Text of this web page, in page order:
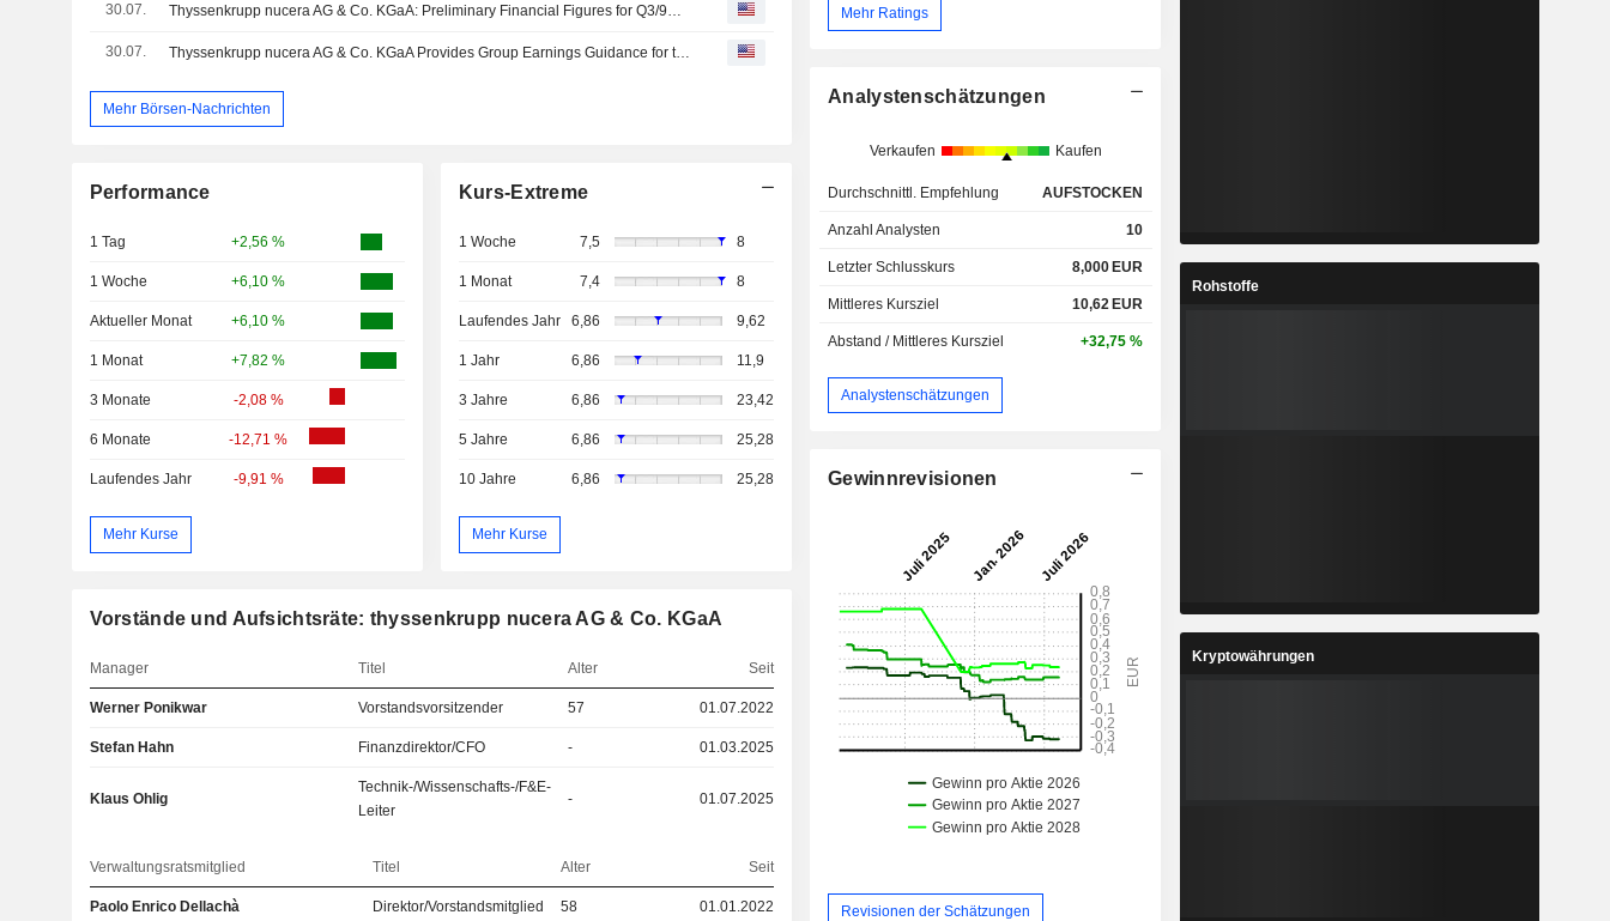
30.07. Thyssenkrupp nucera AG & Co. KGaA: Preliminary Financial Figures for Q3/9M 2025/26; Sales and Earnings Slightly Above Market Expectations Due to Timing Effects
30.07. Thyssenkrupp nucera AG & Co. KGaA Provides Group Earnings Guidance for the Third Quarter and Nine Months of 2025/26
Mehr Börsen-Nachrichten
Performance
1 Tag +2,56 %
1 Woche +6,10 %
Aktueller Monat +6,10 %
1 Monat +7,82 %
3 Monate -2,08 %
6 Monate -12,71 %
Laufendes Jahr -9,91 %
Mehr Kurse
Kurs-Extreme
1 Woche 7,5 8
1 Monat 7,4 8
Laufendes Jahr 6,86 9,62
1 Jahr 6,86 11,9
3 Jahre 6,86 23,42
5 Jahre 6,86 25,28
10 Jahre 6,86 25,28
Mehr Kurse
Vorstände und Aufsichtsräte: thyssenkrupp nucera AG & Co. KGaA
Manager Titel Alter Seit
Werner Ponikwar Vorstandsvorsitzender 57 01.07.2022
Stefan Hahn Finanzdirektor/CFO - 01.03.2025
Klaus Ohlig
Technik-/Wissenschafts-/F&E-
Leiter
- 01.07.2025
Verwaltungsratsmitglied Titel Alter Seit
Paolo Enrico Dellachà Direktor/Vorstandsmitglied 58 01.01.2022
Mehr Ratings
Analystenschätzungen
Verkaufen Kaufen
Durchschnittl. Empfehlung AUFSTOCKEN
Anzahl Analysten 10
Letzter Schlusskurs 8,000 EUR
Mittleres Kursziel 10,62 EUR
Abstand / Mittleres Kursziel +32,75 %
Analystenschätzungen
Gewinnrevisionen
Revisionen der Schätzungen
Rohstoffe
Kryptowährungen